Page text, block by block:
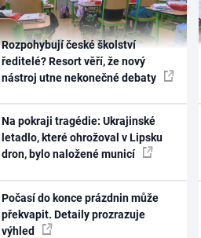
Rozpohybují české školství
ředitelé? Resort věří, že nový
nástroj utne nekonečné debaty
Na pokraji tragédie: Ukrajinské
letadlo, které ohrožoval v Lipsku
dron, bylo naložené municí
Počasí do konce prázdnin může
překvapit. Detaily prozrazuje
výhled